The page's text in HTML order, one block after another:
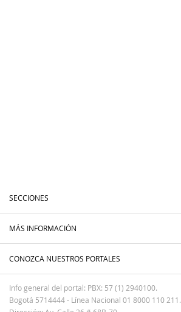
SECCIONES
MÁS INFORMACIÓN
CONOZCA NUESTROS PORTALES
Info general del portal: PBX: 57 (1) 2940100.
Bogotá 5714444 - Línea Nacional 01 8000 110 211.